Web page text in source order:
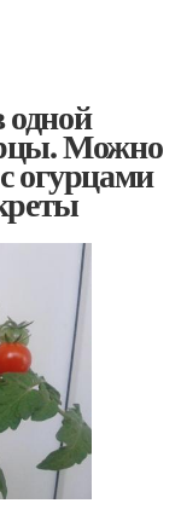
Можно
огурцами